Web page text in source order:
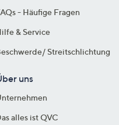
- Häufige Fragen
& Service
Streitschlichtung
uns
alles ist QVC